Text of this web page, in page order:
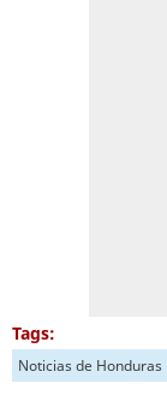
Tags:
Noticias de Honduras